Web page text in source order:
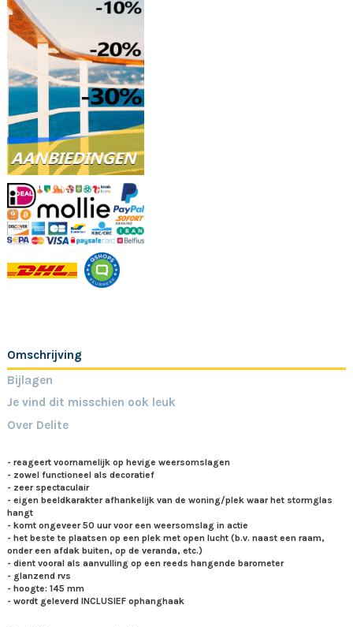
Omschrijving
Bijlagen
Je vind dit misschien ook leuk
Over Delite
- reageert voornamelijk op hevige weersomslagen
- zowel functioneel als decoratief
- zeer spectaculair
- eigen beeldkarakter afhankelijk van de woning/plek waar het stormglas
hangt
- komt ongeveer 50 uur voor een weersomslag in actie
- het beste te plaatsen op een plek met open lucht (b.v. naast een raam,
onder een afdak buiten, op de veranda, etc.)
- dient vooral als aanvulling op een reeds hangende barometer
- glanzend rvs
- hoogte: 145 mm
- wordt geleverd INCLUSIEF ophanghaak